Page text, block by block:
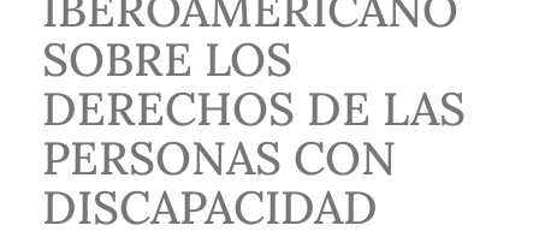
SOBRE LOS
DERECHOS DE LAS
PERSONAS CON
DISCAPACIDAD